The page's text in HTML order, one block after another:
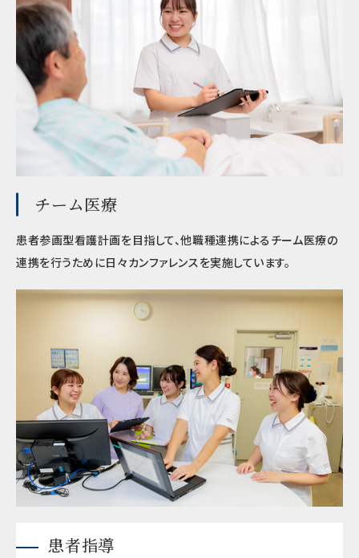
チーム医療
患者参画型看護計画を目指して、他職種連携によるチーム医療の
連携を行うために日々カンファレンスを実施しています。
患者指導